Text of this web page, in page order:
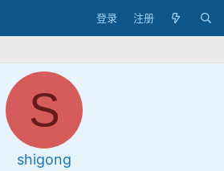
登录 注册
S
shigong